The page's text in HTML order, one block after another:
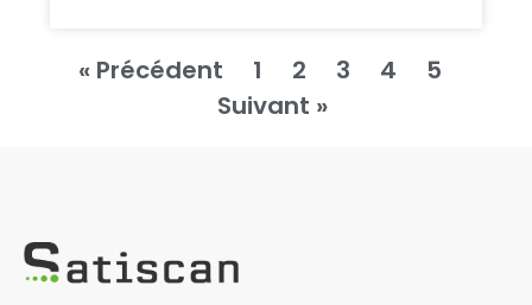
« Précédent 1 2 3 4
5
Suivant »